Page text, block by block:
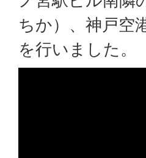
ちか）、神戸空
を行いました。